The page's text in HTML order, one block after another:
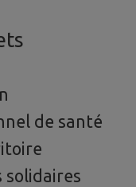
de santé
solidaires